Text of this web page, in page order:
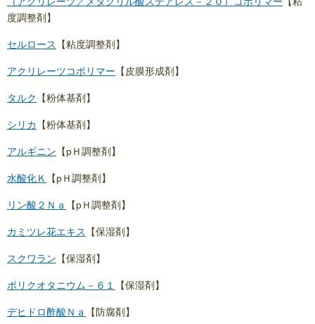
度調整剤】
セルロース 【粘度調整剤】
アクリレーツコポリマー 【皮膜形成剤】
タルク 【粉体基剤】
シリカ 【粉体基剤】
アルギニン 【pＨ調整剤】
水酸化Ｋ 【pＨ調整剤】
リン酸２Ｎａ 【pＨ調整剤】
カミツレ花エキス 【保湿剤】
スクワラン 【保湿剤】
ポリクオタニウム－６１ 【保湿剤】
デヒドロ酢酸Ｎａ 【防腐剤】